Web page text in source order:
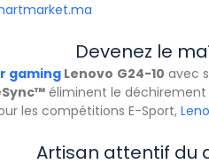
Devenez le
gaming Lenovo G24-10 avec
éliminent le déchirement
les compétitions E-Sport,
Artisan attentif du